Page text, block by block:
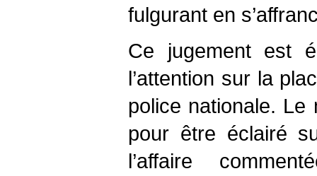
fulgurant en
Ce jugement est
l’attention sur la
police nationale.
pour être éclairé
l’affaire